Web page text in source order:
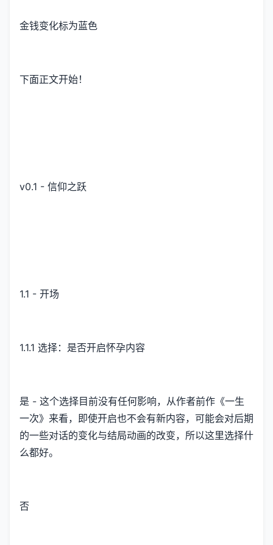
金钱变化标为蓝色
下面正文开始！
v0.1 - 信仰之跃
1.1 - 开场
1.1.1 选择：是否开启怀孕内容
是 - 这个选择目前没有任何影响，从作者前作《一生
一次》来看，即使开启也不会有新内容，可能会对后期
的一些对话的变化与结局动画的改变，所以这里选择什
么都好。
否